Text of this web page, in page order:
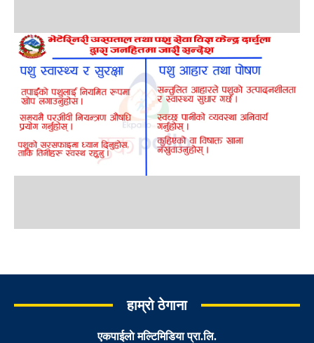
हाम्रो ठेगाना
एकपाईलाे मल्टिमिडिया प्रा.लि.